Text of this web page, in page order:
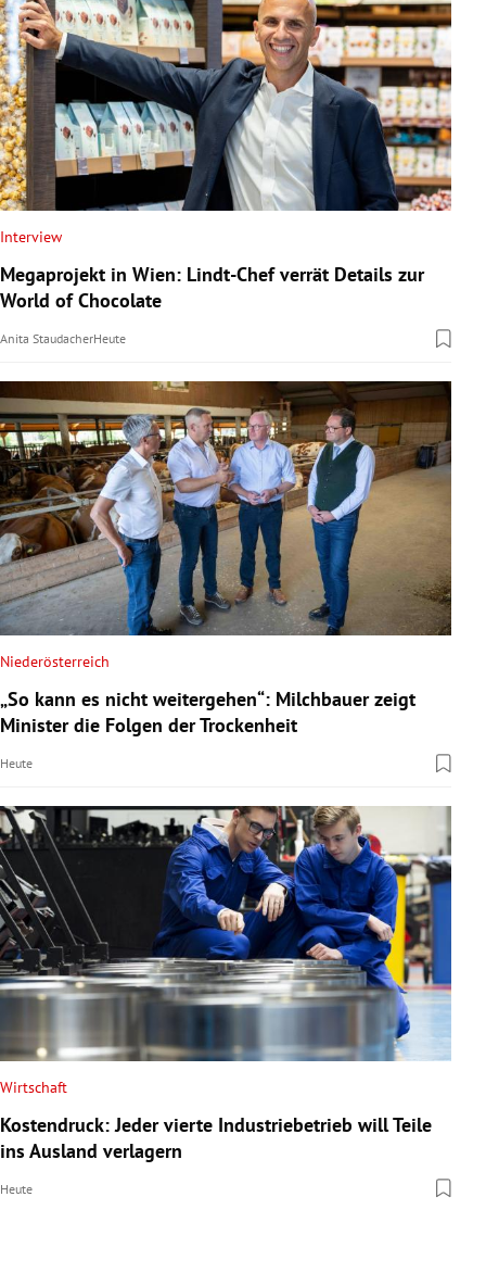
Interview
Megaprojekt in Wien: Lindt-Chef verrät Details zur
World of Chocolate
Anita StaudacherHeute
Niederösterreich
„So kann es nicht weitergehen“: Milchbauer zeigt
Minister die Folgen der Trockenheit
Heute
Wirtschaft
Kostendruck: Jeder vierte Industriebetrieb will Teile
ins Ausland verlagern
Heute